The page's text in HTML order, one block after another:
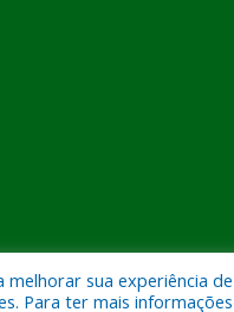
reservados a Prefeitura
melhorar sua experiência
Para ter mais